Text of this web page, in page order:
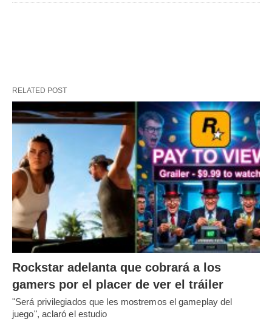
RELATED POST
Rockstar adelanta que cobrará a los
gamers por el placer de ver el tráiler
"Será privilegiados que les mostremos el gameplay del
juego", aclaró el estudio